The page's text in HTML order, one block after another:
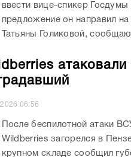
ввести вице-спикер
предложение он направил
Татьяны Голиковой,
06:56
После беспилотной атаки
Wildberries загорелся в
крупном складе сообщил